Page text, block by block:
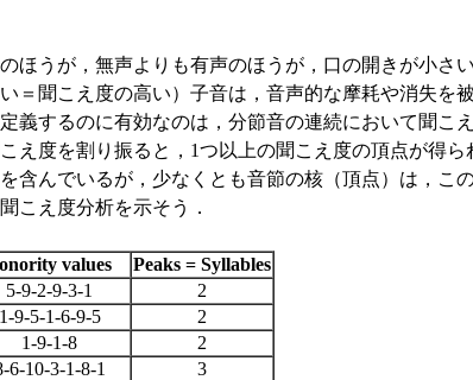
ほうが，無声よりも有声のほうが，口の開きが小さ
＝聞こえ度の高い）子音は，音声的な摩耗や消失を
するのに有効なのは，分節音の連続において聞こ
え度を割り振ると，1つ以上の聞こえ度の頂点が得
含んでいるが，少なくとも音節の核（頂点）は，こ
こえ度分析を示そう．
values
Peaks = Syllables
5-9-2-9-3-1
2
1-9-5-1-6-9-5
2
1-9-1-8
2
6-10-3-1-8-1
3